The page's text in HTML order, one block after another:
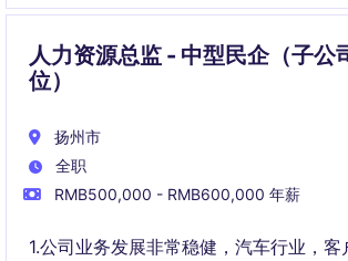
人力资源总监 - 中型民企（子公
位）
扬州市
全职
RMB500,000 - RMB600,000 年薪
1.公司业务发展非常稳健，汽车行业，